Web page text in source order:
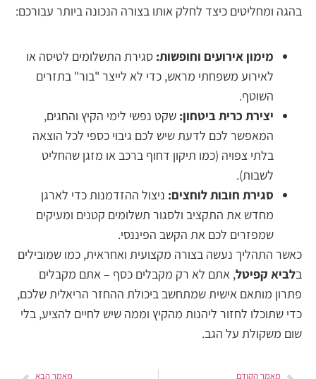
ומחליטים כיצד לחלק אותו בצורה הנכונה ביותר עבורכם:
מימון אירועים וחופשות:סגירת התשלומים לטיסה או
לאירוע משפחתי מראש, כדי לא לייצר "בור" בתזרים
השוטף.
יצירת כרית ביטחון:שקט נפשי לימי הקיץ והחגים,
המאפשר לכם לדעת שיש לכם גיבוי כספי לכל הוצאה
בלתי צפויה (כמו תיקון דחוף ברכב או מזגן שהחליט
לשבות).
סגירת חובות לוחצים:ניצול ההזדמנות כדי לארגן
מחדש את התקציב ולסגור תשלומים קטנים ומעיקים
שמפזרים לכם את הקשב הפיננסי.
התהליך נעשה בצורה מקצועית ואחראית, כמו שמובילים
קפיטל, אתם לא רק מקבלים כסף – אתם מקבלים
מותאם אישית שמתחשב ביכולת ההחזר הריאלית שלכם,
שתוכלו לחזור ליהנות מהקיץ וממה שיש לחיים להציע, בלי
משקולת על הגב.
מאמר הקודם מאמר הבא